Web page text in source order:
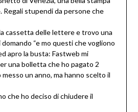
Regali stupendi da persone che
cassetta delle lettere e trovo una
“e mo questi che vogliono
apro la busta: Fastweb mi
una bolletta che ho pagato 2
messo un anno, ma hanno scelto il
che ho deciso di chiudere il